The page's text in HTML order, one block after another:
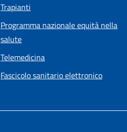
Trapianti
Programma nazionale equità nella
salute
Telemedicina
Fascicolo sanitario elettronico